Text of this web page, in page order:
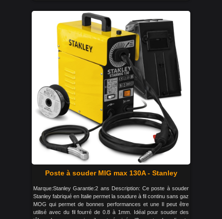
Poste à souder MIG max 130A - Stanley
Marque:Stanley Garantie:2 ans Description: Ce poste à souder
Stanley fabriqué en Italie permet la soudure à fil continu sans gaz
MOG qui permet de bonnes performances et une Il peut être
utilisé avec du fil fourré de 0.8 à 1mm. Idéal pour souder des